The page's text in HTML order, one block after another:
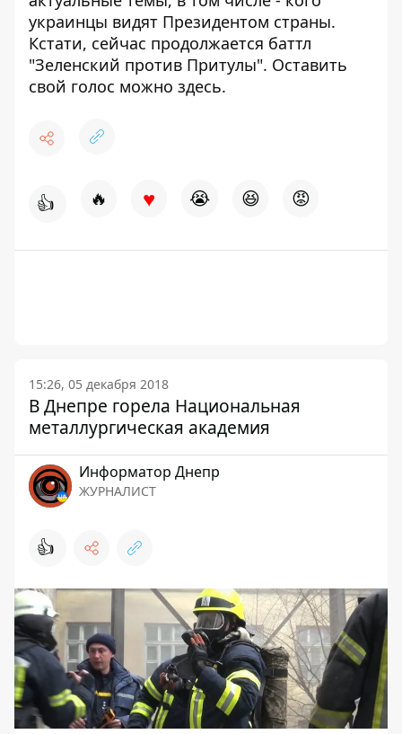
украинцы видят Президентом страны.
Кстати, сейчас продолжается баттл
"Зеленский против Притулы". Оставить
свой голос можно здесь.
👍 🔥 ♥ 😭 😆 😡
15:26, 05 декабря 2018
В Днепре горела Национальная
металлургическая академия
Информатор Днепр
ЖУРНАЛИСТ
👍